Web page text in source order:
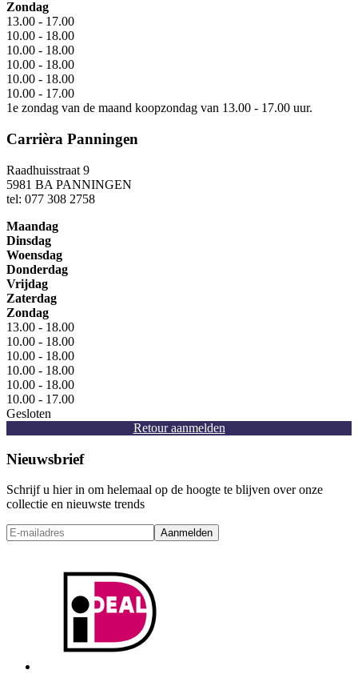
Zondag
13.00 - 17.00
10.00 - 18.00
10.00 - 18.00
10.00 - 18.00
10.00 - 18.00
10.00 - 17.00
1e zondag van de maand koopzondag van 13.00 - 17.00 uur.
Carrièra Panningen
Raadhuisstraat 9
5981 BA PANNINGEN
tel: 077 308 2758
Maandag
Dinsdag
Woensdag
Donderdag
Vrijdag
Zaterdag
Zondag
13.00 - 18.00
10.00 - 18.00
10.00 - 18.00
10.00 - 18.00
10.00 - 18.00
10.00 - 17.00
Gesloten
Retour aanmelden
Nieuwsbrief
Schrijf u hier in om helemaal op de hoogte te blijven over onze
collectie en nieuwste trends
Aanmelden